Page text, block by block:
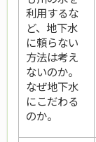
利用するな
ど、地下水
に頼らない
方法は考え
ないのか。
なぜ地下水
にこだわる
のか。